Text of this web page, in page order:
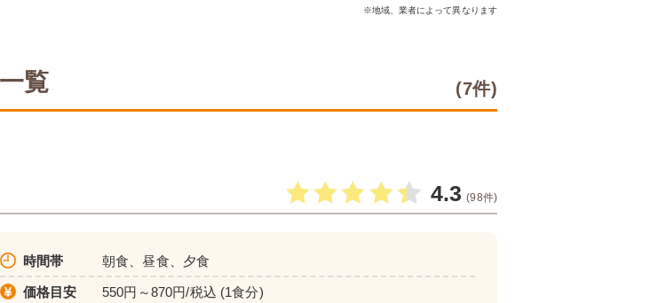
※地域、業者によって異なります
覧 (7件)
4.3 (98件)
時間帯 朝食、昼食、夕食
価格目安 550円～870円/税込 (1食分)